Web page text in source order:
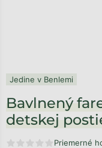
Jedine v Benlemi
Bavlnený
detskej
Priemerné